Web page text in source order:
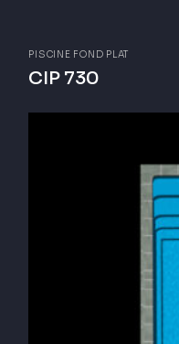
PISCINE FOND PLAT
CIP 730